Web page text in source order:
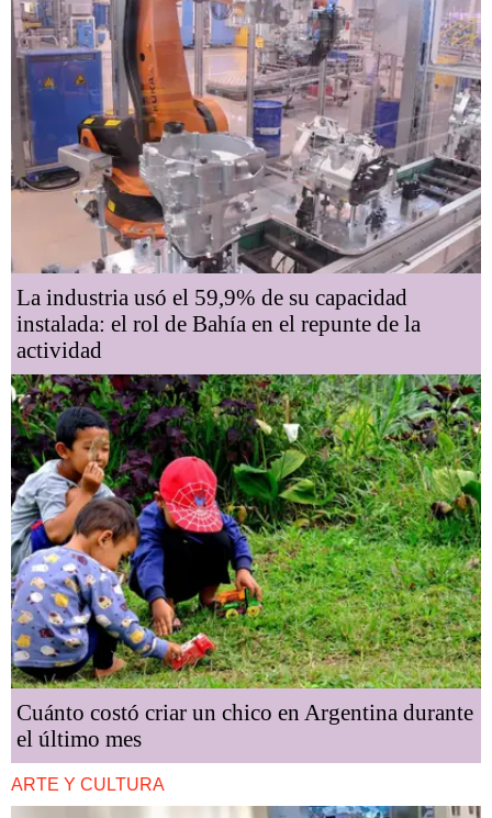
La industria usó el 59,9% de su capacidad
instalada: el rol de Bahía en el repunte de la
actividad
Cuánto costó criar un chico en Argentina durante
el último mes
ARTE Y CULTURA